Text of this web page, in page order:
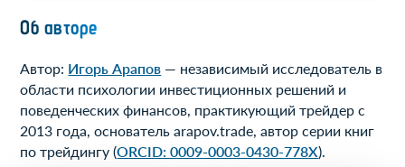
Об авторе
Автор: Игорь Арапов — независимый исследователь в
области психологии инвестиционных решений и
поведенческих финансов, практикующий трейдер с
2013 года, основатель arapov.trade, автор серии книг
по трейдингу (ORCID: 0009-0003-0430-778X).